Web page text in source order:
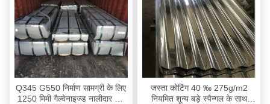
Q345 G550 निर्माण सामग्री के लिए
1250 मिमी गैल्वेनाइज्ड नालीदार छत
जस्ता कोटिंग 40 ‰ 275g/m2
नियमित शून्य बड़े स्पैन्गल के साथ